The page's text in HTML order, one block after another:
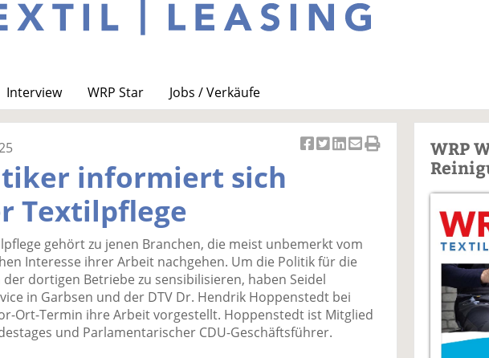
Interview WRP Star
Jobs / Verkäufe
uf
F
ac
e
b
o
wi
tt
er
n
uf
Li
k
e
er
E
ai
l
informiert sich
Textilpflege
gehört zu jenen Branchen, die meist unbemerkt vom
Interesse ihrer Arbeit nachgehen. Um die Politik für die
der dortigen Betriebe zu sensibilisieren, haben Seidel
in Garbsen und der DTV Dr. Hendrik Hoppenstedt bei
Ort-Termin ihre Arbeit vorgestellt. Hoppenstedt ist Mitglied
und Parlamentarischer CDU-Geschäftsführer.
WRP